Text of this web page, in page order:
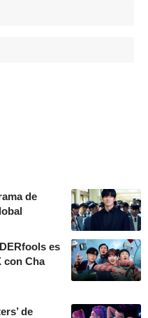
de
es
con Cha
de